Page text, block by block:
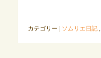
カテゴリー | ソムリエ日記,